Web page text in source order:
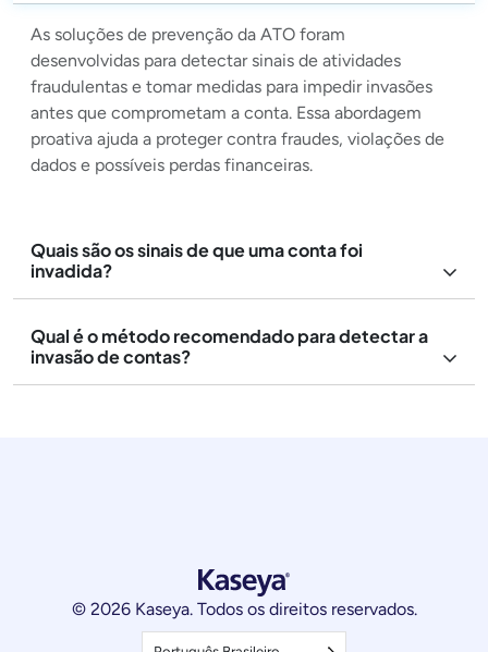
As soluções de prevenção da ATO foram
desenvolvidas para detectar sinais de atividades
fraudulentas e tomar medidas para impedir invasões
antes que comprometam a conta. Essa abordagem
proativa ajuda a proteger contra fraudes, violações de
dados e possíveis perdas financeiras.
Quais são os sinais de que uma conta foi
invadida?
Qual é o método recomendado para detectar a
invasão de contas?
© 2026 Kaseya. Todos os direitos reservados.